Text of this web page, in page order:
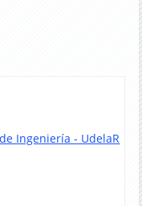
Ingeniería - UdelaR